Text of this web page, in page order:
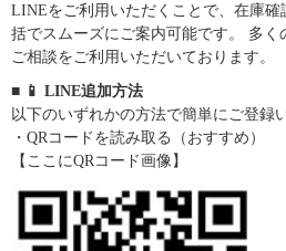
LINEをご利用いただくことで、在庫
括でスムーズにご案内可能です。 多く
ご相談をご利用いただいております。
■ 📱 LINE追加方法
以下のいずれかの方法で簡単にご登録
・QRコードを読み取る（おすすめ）
【ここにQRコード画像】